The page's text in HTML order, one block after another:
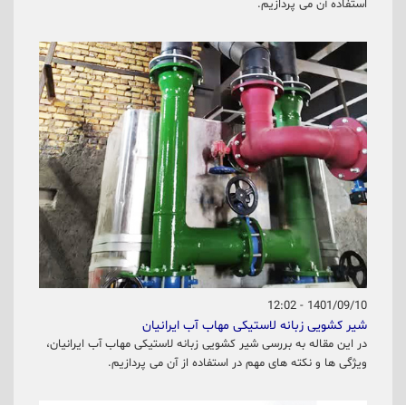
استفاده آن می پردازیم.
1401/09/10 - 12:02
شیر کشویی زبانه لاستیکی مهاب آب ایرانیان
در این مقاله به بررسی شیر کشویی زبانه لاستیکی مهاب آب ایرانیان،
ویژگی ها و نکته های مهم در استفاده از آن می پردازیم.